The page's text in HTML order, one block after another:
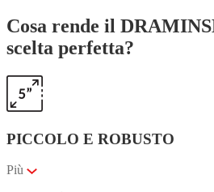
Cosa rende il
scelta perfetta?
PICCOLO E ROBUSTO
Più